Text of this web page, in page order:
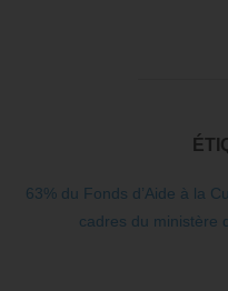
63% du Fonds d’Aide à la
cadres du ministère